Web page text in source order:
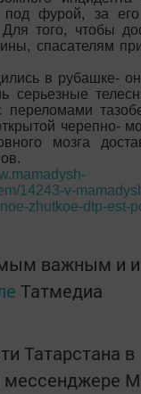
фурой, за его
того, чтобы
спасателям
в рубашке-
серьезные
черепно-
мозга
14243-v-
zhutkoe-dtp-est-
важным и
Татмедиа
Татарстана в
мессенджере